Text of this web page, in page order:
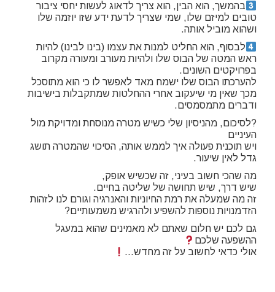
בהמשך, הוא הבין, הוא צריך לדאוג לעשות יחסי ציבור
טובים למיזם שלו, שמי שצריך לדעת ידע שזו יוזמה שלו
ושהוא מוביל אותה.
לבסוף, הוא החליט למנות את עצמו (בינו לבינו) להיות
ראש המטה של הבוס שלו ולהיות מעורב ומעורה מקרוב
בפרויקטים השונים.
להערכתו הבוס שלו ישמח מאד לאפשר לו כי הוא מתוסכל
מכך שאין מי שיעקוב אחרי ההחלטות שמתקבלות בישיבות
ודברים מתמסמסים.
?לסיכום, מהניסיון שלי כשיש מטרה מנוסחת ומדויקת מול
העיניים
ויש תוכנית פעולה איך לממש אותה, הסיכוי שהמטרה תושג
גדל לאין שיעור.
מה שהכי חשוב בעיני, זה שכשיש אופק,
שיש דרך, שיש תחושה של שליטה בחיים.
זה מה שמעלה את רמת החיוניות והאנרגיה וגורם לנו לזהות
הזדמנויות נוספות להשפיע ולהרגיש משמעותיים?
גם לכם יש חלום שאתם לא מאמינים שהוא במעגל
ההשפעה שלכם
אולי כדאי לחשוב על זה מחדש…